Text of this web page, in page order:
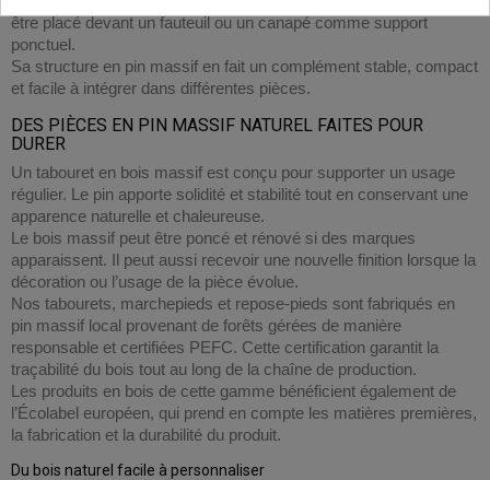
être placé devant un fauteuil ou un canapé comme support
ponctuel.
Sa structure en pin massif en fait un complément stable, compact
et facile à intégrer dans différentes pièces.
DES PIÈCES EN PIN MASSIF NATUREL FAITES POUR
DURER
Un tabouret en bois massif est conçu pour supporter un usage
régulier. Le pin apporte solidité et stabilité tout en conservant une
apparence naturelle et chaleureuse.
Le bois massif peut être poncé et rénové si des marques
apparaissent. Il peut aussi recevoir une nouvelle finition lorsque la
décoration ou l’usage de la pièce évolue.
Nos tabourets, marchepieds et repose-pieds sont fabriqués en
pin massif local provenant de forêts gérées de manière
responsable et certifiées PEFC. Cette certification garantit la
traçabilité du bois tout au long de la chaîne de production.
Les produits en bois de cette gamme bénéficient également de
l’Écolabel européen, qui prend en compte les matières premières,
la fabrication et la durabilité du produit.
Du bois naturel facile à personnaliser